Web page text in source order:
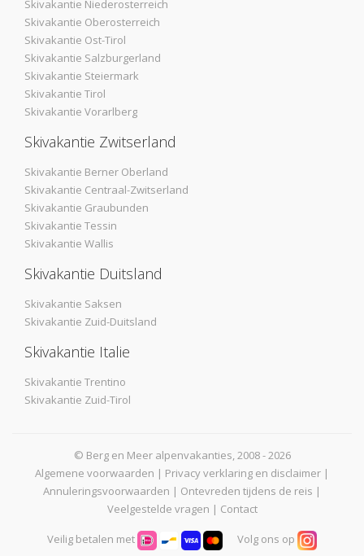
Skivakantie Niederosterreich
Skivakantie Oberosterreich
Skivakantie Ost-Tirol
Skivakantie Salzburgerland
Skivakantie Steiermark
Skivakantie Tirol
Skivakantie Vorarlberg
Skivakantie Zwitserland
Skivakantie Berner Oberland
Skivakantie Centraal-Zwitserland
Skivakantie Graubunden
Skivakantie Tessin
Skivakantie Wallis
Skivakantie Duitsland
Skivakantie Saksen
Skivakantie Zuid-Duitsland
Skivakantie Italie
Skivakantie Trentino
Skivakantie Zuid-Tirol
© Berg en Meer alpenvakanties, 2008 - 2026
Algemene voorwaarden | Privacy verklaring en disclaimer |
Annuleringsvoorwaarden | Ontevreden tijdens de reis |
Veelgestelde vragen | Contact
Veilig betalen met Volg ons op